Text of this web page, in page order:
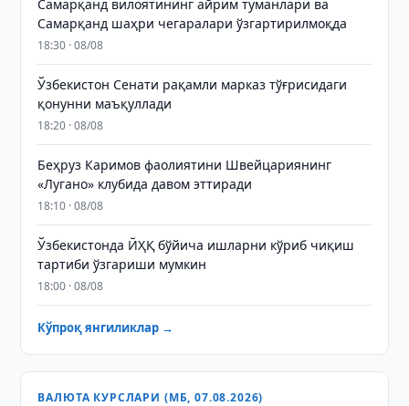
Самарқанд вилоятининг айрим туманлари ва
Самарқанд шаҳри чегаралари ўзгартирилмоқда
18:30 · 08/08
Ўзбекистон Сенати рақамли марказ тўғрисидаги
қонунни маъқуллади
18:20 · 08/08
Беҳруз Каримов фаолиятини Швейцариянинг
«Лугано» клубида давом эттиради
18:10 · 08/08
Ўзбекистонда ЙҲҚ бўйича ишларни кўриб чиқиш
тартиби ўзгариши мумкин
18:00 · 08/08
Кўпроқ янгиликлар →
ВАЛЮТА КУРСЛАРИ (МБ, 07.08.2026)